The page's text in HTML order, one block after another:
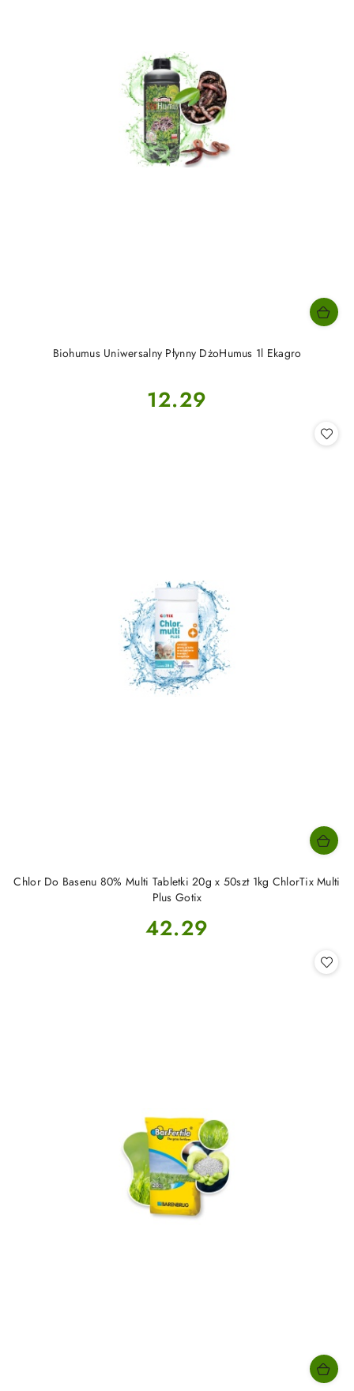
Biohumus Uniwersalny Płynny DżoHumus 1l Ekagro
Cena:
12.29
Chlor Do Basenu 80% Multi Tabletki 20g x 50szt 1kg ChlorTix Multi
Plus Gotix
Cena:
42.29